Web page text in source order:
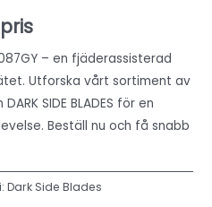
– en fjäderassisterad
Utforska vårt sortiment av
SIDE BLADES för en
Beställ nu och få snabb
Dark Side Blades